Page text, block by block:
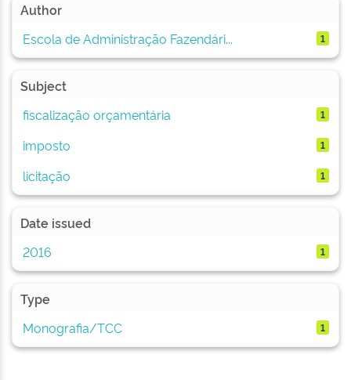
Author
Escola de Administração Fazendári...
1
Subject
fiscalização orçamentária
1
imposto 1
licitação 1
Date issued
2016
1
Type
Monografia/TCC
1